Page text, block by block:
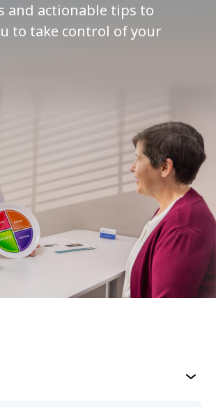
and actionable tips to
to take control of your